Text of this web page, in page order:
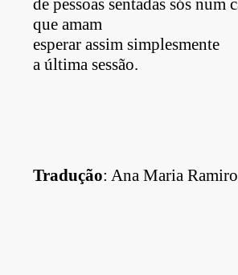
de pessoas sentadas sós num
que amam
esperar assim simplesmente
a última sessão.
Tradução: Ana Maria Ramiro